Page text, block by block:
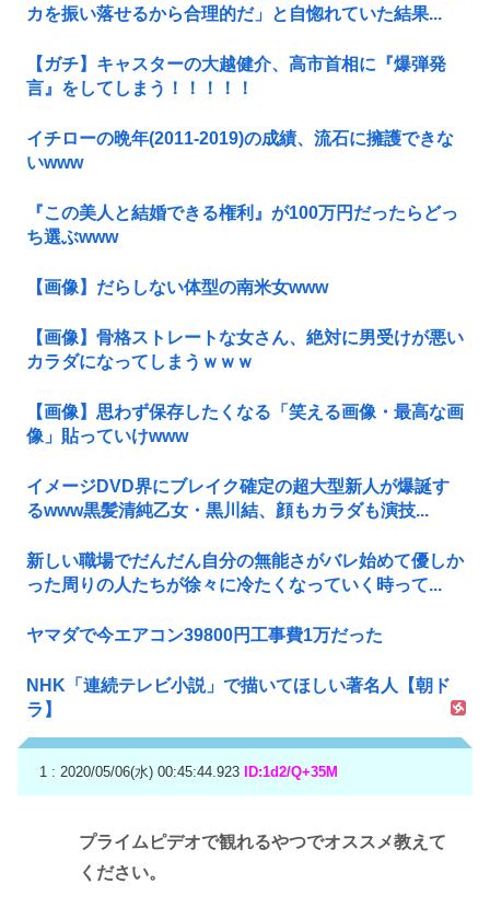
カを振い落せるから合理的だ」と自惚れていた結果...
【ガチ】キャスターの大越健介、高市首相に『爆弾発
言』をしてしまう！！！！！
イチローの晩年(2011-2019)の成績、流石に擁護できな
いwww
『この美人と結婚できる権利』が100万円だったらどっ
ち選ぶwww
【画像】だらしない体型の南米女www
【画像】骨格ストレートな女さん、絶対に男受けが悪い
カラダになってしまうｗｗｗ
【画像】思わず保存したくなる「笑える画像・最高な画
像」貼っていけwww
イメージDVD界にブレイク確定の超大型新人が爆誕す
るwww黒髪清純乙女・黒川結、顔もカラダも演技...
新しい職場でだんだん自分の無能さがバレ始めて優しか
った周りの人たちが徐々に冷たくなっていく時って...
ヤマダで今エアコン39800円工事費1万だった
NHK「連続テレビ小説」で描いてほしい著名人【朝ド
ラ】
1 : 2020/05/06(水) 00:45:44.923 ID:1d2/Q+35M
プライムピデオで観れるやつでオススメ教えて
ください。